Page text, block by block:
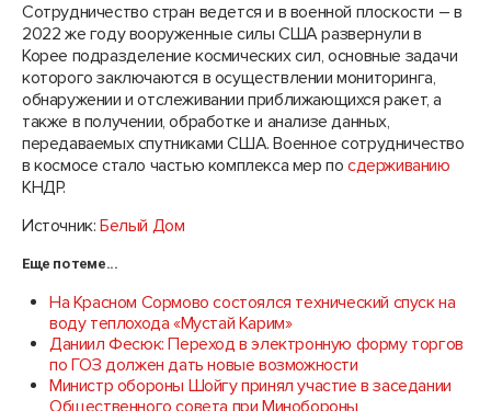
Сотрудничество стран ведется и в военной плоскости – в
2022 же году вооруженные силы США развернули в
Корее подразделение космических сил, основные задачи
которого заключаются в осуществлении мониторинга,
обнаружении и отслеживании приближающихся ракет, а
также в получении, обработке и анализе данных,
передаваемых спутниками США. Военное сотрудничество
в космосе стало частью комплекса мер посдерживанию
КНДР.
Источник: Белый Дом
Еще по теме...
На Красном Сормово состоялся технический спуск на
воду теплохода «Мустай Карим»
Даниил Фесюк: Переход в электронную форму торгов
по ГОЗ должен дать новые возможности
Министр обороны Шойгу принял участие в заседании
Общественного совета при Минобороны